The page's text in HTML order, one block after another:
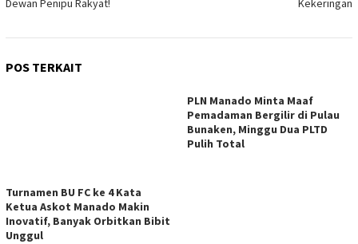
POS TERKAIT
Turnamen BU FC ke 4 Kata
Ketua Askot Manado Makin
Inovatif, Banyak Orbitkan Bibit
Unggul
PLN Manado Minta Maaf
Pemadaman Bergilir di Pulau
Bunaken, Minggu Dua PLTD
Pulih Total